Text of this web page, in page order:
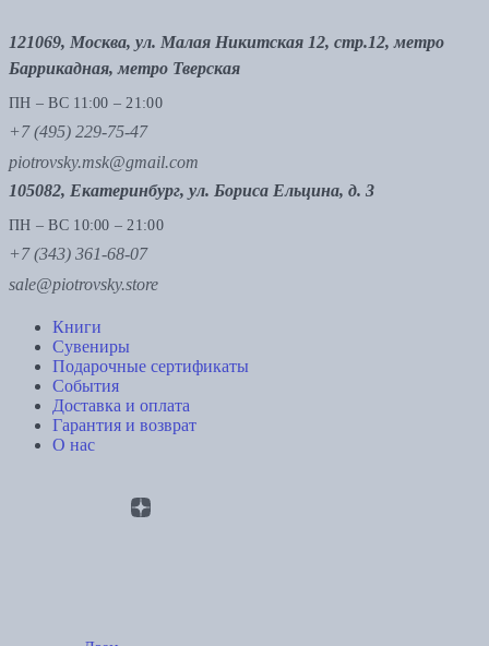
121069, Москва, ул. Малая Никитская 12, стр.12, метро
Баррикадная, метро Тверская
ПН – ВС 11:00 – 21:00
+7 (495) 229-75-47
piotrovsky.msk@gmail.com
105082, Екатеринбург, ул. Бориса Ельцина, д. 3
ПН – ВС 10:00 – 21:00
+7 (343) 361-68-07
sale@piotrovsky.store
Книги
Сувениры
Подарочные сертификаты
События
Доставка и оплата
Гарантия и возврат
О нас